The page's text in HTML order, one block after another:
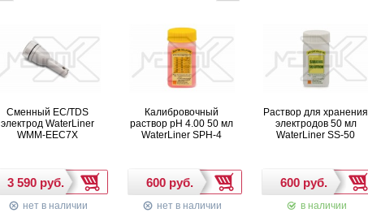
Сменный EC/TDS
электрод WaterLiner
WMM-EEC7X
нет в наличии
Калибровочный
раствор pH 4.00 50 мл
WaterLiner SPH-4
нет в наличии
Раствор для хранения
электродов 50 мл
WaterLiner SS-50
в наличии